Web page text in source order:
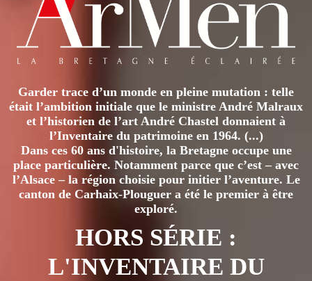
Garder trace d’un monde en pleine mutation : telle
était l’ambition initiale que le ministre André Malraux
et l’historien de l’art André Chastel donnaient à
l’Inventaire du patrimoine en 1964. (...)
Dans ces 60 ans d'histoire, la Bretagne occupe une
place particulière. Notamment parce que c’est – avec
l’Alsace – la région choisie pour initier l’aventure. Le
canton de Carhaix-Plouguer a été le premier à être
exploré.
HORS SÉRIE :
L'INVENTAIRE DU